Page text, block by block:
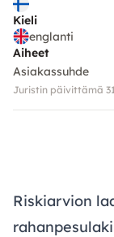
Kieli
englanti
Aiheet
Asiakassuhde
Juristin päivittämä
Riskiarvion